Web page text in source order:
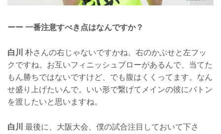
ーー 一番注意すべき点はなんですか？
白川
朴さんの右じゃないですかね。右のかぶせと左フッ
クですね。お互いフィニッシュブローがあるんで、当てた
もん勝ちではないですけど、でも腹はくくってます。なん
せ盛り上げたいんで。いい形で繋げてメインの彼にバトン
を渡したいと思いますね。
白川
最後に、大阪大会、僕の試合注目しておいて下さ